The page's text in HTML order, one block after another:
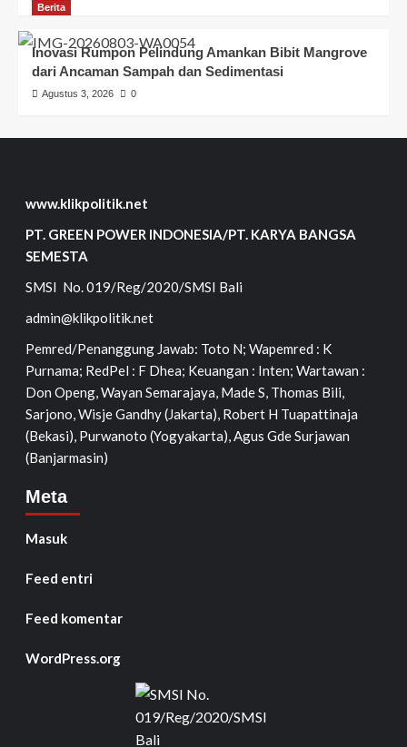
Berita
Inovasi Rumpon Pelindung Amankan Bibit Mangrove
dari Ancaman Sampah dan Sedimentasi
Agustus 3, 2026 0
www.klikpolitik.net
PT. GREEN POWER INDONESIA/PT. KARYA BANGSA
SEMESTA
SMSI No. 019/Reg/2020/SMSI Bali
admin@klikpolitik.net
Pemred/Penanggung Jawab: Toto N; Wapemred : K
Purnama; RedPel : F Dhea; Keuangan : Inten; Wartawan :
Don Openg, Wayan Semarajaya, Made S, Thomas Bili,
Sarjono, Wisje Gandhy (Jakarta), Robert H Tuapattinaja
(Bekasi), Purwanoto (Yogyakarta), Agus Gde Surjawan
(Banjarmasin)
Meta
Masuk
Feed entri
Feed komentar
WordPress.org